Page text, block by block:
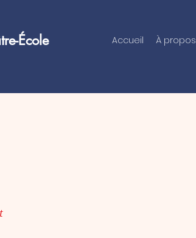
École Accueil À propos